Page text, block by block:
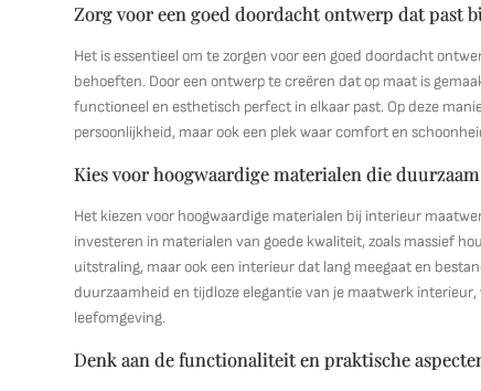
Zorg voor een goed doordacht ontwerp dat past
Het is essentieel om te zorgen voor een goed doordacht
behoeften. Door een ontwerp te creëren dat op maat is
functioneel en esthetisch perfect in elkaar past. Op deze
persoonlijkheid, maar ook een plek waar comfort en
Kies voor hoogwaardige materialen die
Het kiezen voor hoogwaardige materialen bij interieur
investeren in materialen van goede kwaliteit, zoals massief
uitstraling, maar ook een interieur dat lang meegaat en
duurzaamheid en tijdloze elegantie van je maatwerk
leefomgeving.
Denk aan de functionaliteit en praktische